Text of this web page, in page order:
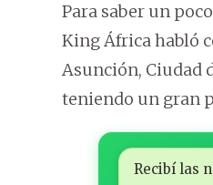
Para saber un
King África habló
Asunción, Ciudad
teniendo un gran
Recibí las